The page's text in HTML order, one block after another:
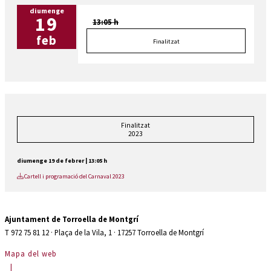
diumenge
19
feb
13:05 h
Finalitzat
Finalitzat
2023
diumenge 19 de febrer| 13:05 h
Cartell i programació del Carnaval 2023
Ajuntament de Torroella de Montgrí
T 972 75 81 12 · Plaça de la Vila, 1 · 17257 Torroella de Montgrí
Mapa del web
|